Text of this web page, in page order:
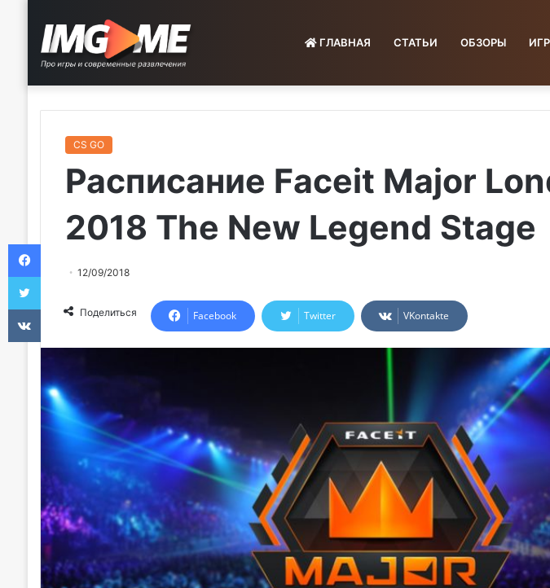
ГЛАВНАЯ СТАТЬИ ОБЗОРЫ
CS GO
Расписание Faceit Major
2018 The New Legend Stage
12/09/2018
Поделиться Facebook Twitter VKontakte
Twitter
VKontakte